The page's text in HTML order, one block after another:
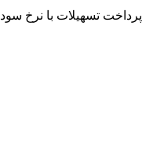
پرداخت تسهیلات با نرخ سود ۱۴ درصد به واحدهای دانش بنیان و صادرات‌گرا